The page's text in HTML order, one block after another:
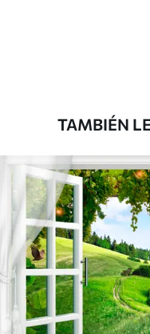
Vinilo Premium
43816.6726290.00$/
TAMBIÉN